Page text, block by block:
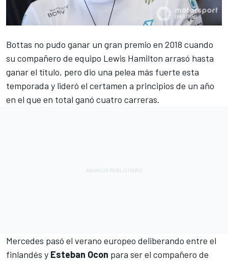
Bottas no pudo ganar un gran premio en 2018 cuando
su compañero de equipo Lewis Hamilton arrasó hasta
ganar el título, pero dio una pelea más fuerte esta
temporada y lideró el certamen a principios de un año
en el que en total ganó cuatro carreras.
Mercedes pasó el verano europeo deliberando entre el
finlandés y Esteban Ocon para ser el compañero de